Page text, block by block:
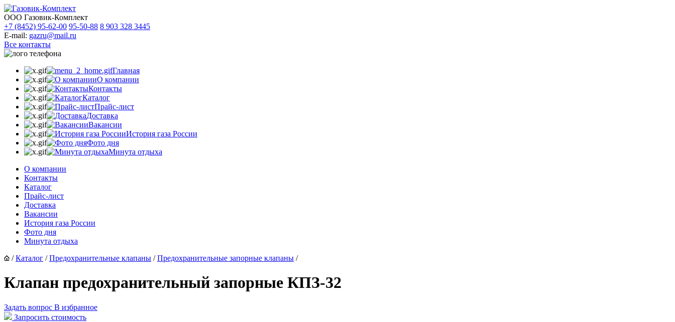
ООО Газовик-Комплект
+7 (8452) 95-62-00 95-50-88 8 903 328 3445
E-mail: gazru@mail.ru
Все контакты
Главная
О компании
Контакты
Каталог
Прайс-лист
Доставка
Вакансии
История газа России
Фото дня
Минута отдыха
О компании
Контакты
Каталог
Прайс-лист
Доставка
Вакансии
История газа России
Фото дня
Минута отдыха
/Каталог /Предохранительные клапаны /Предохранительные запорные клапаны /
Клапан предохранительный запорные КПЗ-32
Задать вопрос В избранное
Запросить стоимость